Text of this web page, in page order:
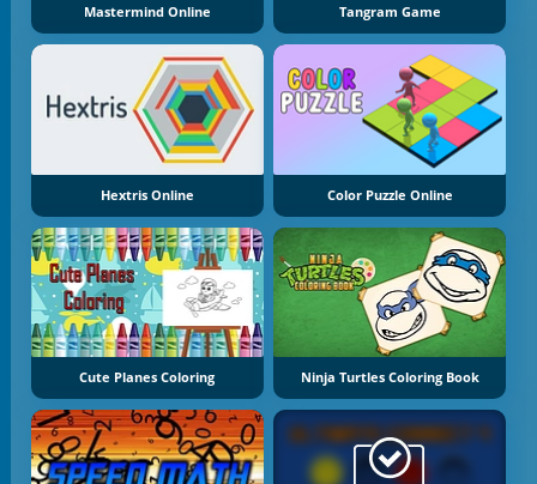
Mastermind Online Tangram Game
Hextris Online Color Puzzle Online
Cute Planes Coloring Ninja Turtles Coloring Book